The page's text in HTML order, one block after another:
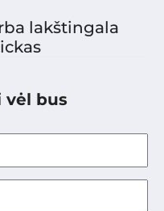
lakštingala
vėl bus